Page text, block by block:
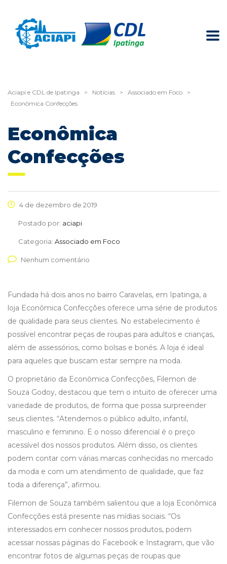
Aciapi e CDL de Ipatinga > Notícias > Associado em Foco
>
Econômica Confecções
Econômica
Confecções
4 de dezembro de 2019
Postado por: aciapi
Categoria: Associado em Foco
Nenhum comentário
Fundada há dois anos no bairro Caravelas, em Ipatinga, a
loja Econômica Confecções oferece uma série de produtos
de qualidade para seus clientes. No estabelecimento é
possível encontrar peças de roupas para adultos e crianças,
além de assessórios, como bolsas e bonés. A loja é ideal
para aqueles que buscam estar sempre na moda.
O proprietário da Econômica Confecções, Filemon de
Souza Godoy, destacou que tem o intuito de oferecer uma
variedade de produtos, de forma que possa surpreender
seus clientes. “Atendemos o público adulto, infantil,
masculino e feminino. E o nosso diferencial é o preço
acessível dos nossos produtos. Além disso, os clientes
podem contar com várias marcas conhecidas no mercado
da moda e com um atendimento de qualidade, que faz
toda a diferença”, afirmou.
Filemon de Souza também salientou que a loja Econômica
Confecções está presente nas mídias sociais. “Os
interessados em conhecer nossos produtos, podem
acessar nossas páginas do Facebook e Instagram, que vão
encontrar fotos de algumas peças de roupas que